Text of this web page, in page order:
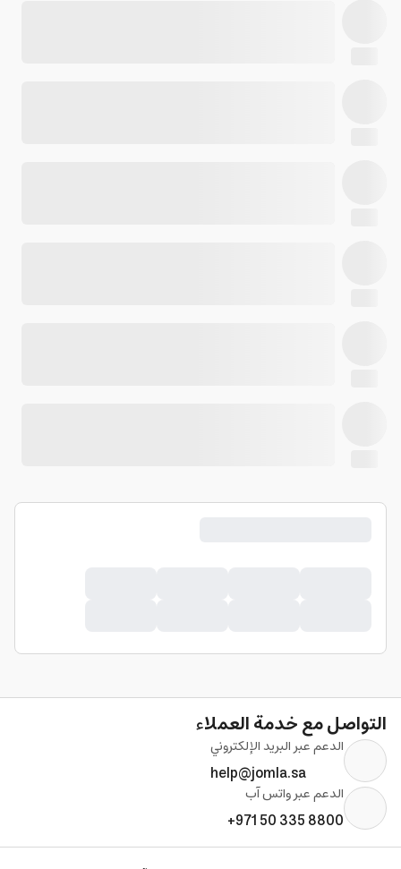
التواصل مع خدمة العملاء
الدعم عبر البريد الإلكتروني
help@jomla.sa
الدعم عبر واتس آب
+971 50 335 8800